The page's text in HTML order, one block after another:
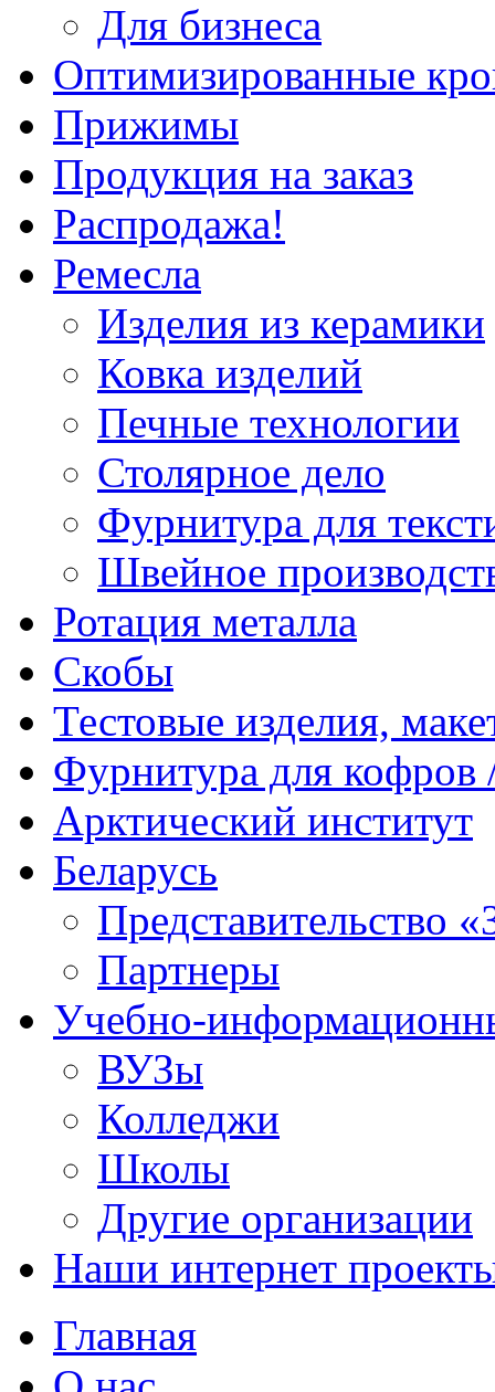
Для бизнеса
Оптимизированные
Прижимы
Продукция на заказ
Распродажа!
Ремесла
Изделия из керамики
Ковка изделий
Печные технологии
Столярное дело
Фурнитура для
Швейное
Ротация металла
Скобы
Тестовые изделия,
Фурнитура для кофров
Арктический институт
Беларусь
Представительство
Партнеры
Учебно-
ВУЗы
Колледжи
Школы
Другие организации
Наши интернет
Главная